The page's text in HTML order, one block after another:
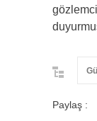
Paylaş :